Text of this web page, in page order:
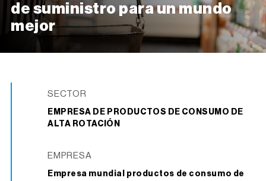
de suministro para un mundo
mejor
SECTOR
EMPRESA DE PRODUCTOS DE CONSUMO DE
ALTA ROTACIÓN
EMPRESA
Empresa mundial productos de consumo de